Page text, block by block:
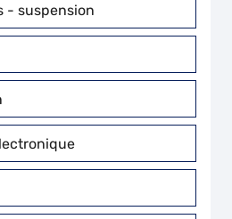
- suspension